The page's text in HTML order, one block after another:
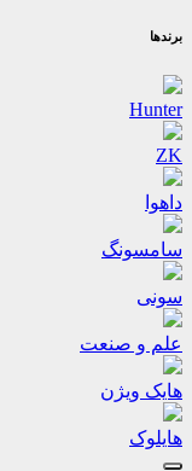
برندها
Hunter
ZK
داهوا
سامسونگ
سونی
علم و صنعت
هایک ویژن
هایلوک